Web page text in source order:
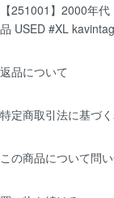
【251001】2000年
品 USED #XL
返品について
特定商取引法に基づ
この商品について問